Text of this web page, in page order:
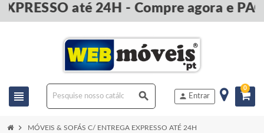
até 24H - Compre agora e PAGUE na
view_headline search person Entrar
0
chevron_right MÓVEIS & SOFÁS C/ ENTREGA EXPRESSO ATÉ 24H